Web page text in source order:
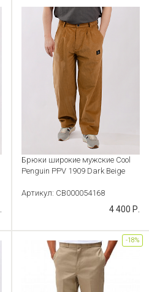
Брюки широкие мужские Cool
Penguin PPV 1909 Dark Beige
Артикул: CB000054168
4 400 Р.
-18%